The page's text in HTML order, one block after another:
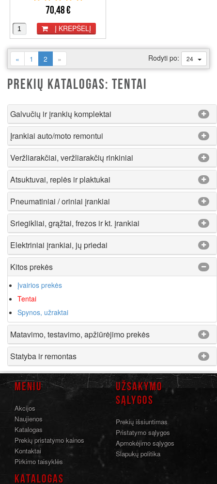
70,48 €
Į KREPŠELĮ
« 1 2 (current)
» Rodyti po: 24
PREKIŲ KATALOGAS: TENTAI
Galvučių ir įrankių komplektai
Įrankiai auto/moto remontui
Veržliarakčiai, veržliarakčių rinkiniai
Atsuktuvai, replės ir plaktukai
Pneumatiniai / oriniai įrankiai
Sriegikliai, grąžtai, frezos ir kt. įrankiai
Elektriniai įrankiai, jų priedai
Kitos prekės
Įvairios prekės
Tentai
Spynos, užraktai
Matavimo, testavimo, apžiūrėjimo prekės
Statyba ir remontas
MENIU
Akcijos
Naujienos
Katalogas
Prekių pristatymo kainos
Kontaktai
Pirkimo taisyklės
UŽSAKYMO
SĄLYGOS
Prekių išsiuntimas
Pristatymo sąlygos
Apmokėjimo sąlygos
Slapukų politika
KATALOGAS